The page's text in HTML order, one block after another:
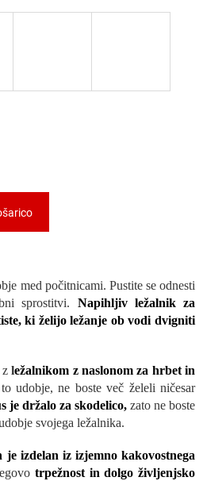
med počitnicami. Pustite se odnesti
sprostitvi. Napihljiv ležalnik za
ki želijo ležanje ob vodi dvigniti
zležalnikom z naslonom za hrbet in
udobje, ne boste več želeli ničesar
je držalo za skodelico, zato ne boste
svojega ležalnika.
izdelan iz izjemno kakovostnega
trpežnost in dolgo življenjsko